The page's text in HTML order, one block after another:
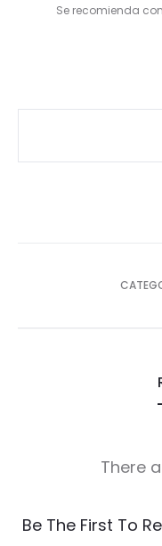
Se recomienda
R
There
Be The First To